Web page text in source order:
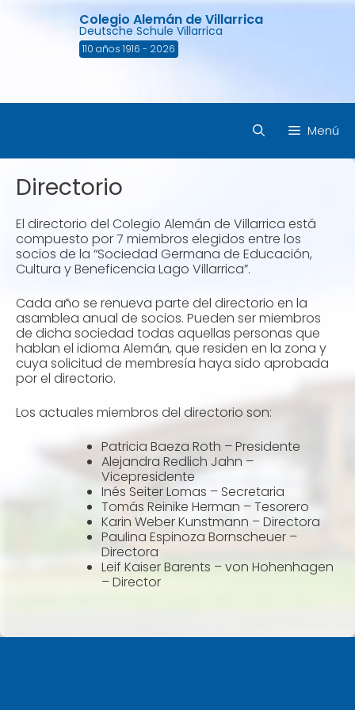
Colegio Alemán de Villarrica
Deutsche Schule Villarrica
110 años 1916 - 2026
Menú
Directorio
El directorio del Colegio Alemán de Villarrica está
compuesto por 7 miembros elegidos entre los
socios de la “Sociedad Germana de Educación,
Cultura y Beneficencia Lago Villarrica”.
Cada año se renueva parte del directorio en la
asamblea anual de socios. Pueden ser miembros
de dicha sociedad todas aquellas personas que
hablan el idioma Alemán, que residen en la zona y
cuya solicitud de membresía haya sido aprobada
por el directorio.
Los actuales miembros del directorio son:
Patricia Baeza Roth – Presidente
Alejandra Redlich Jahn –
Vicepresidente
Inés Seiter Lomas – Secretaria
Tomás Reinike Herman – Tesorero
Karin Weber Kunstmann – Directora
Paulina Espinoza Bornscheuer –
Directora
Leif Kaiser Barents – von Hohenhagen
– Director